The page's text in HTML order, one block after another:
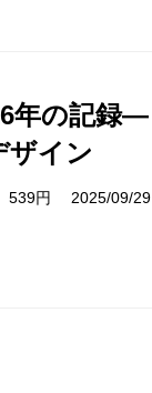
年の記録―
ザイン
539円 2025/09/29